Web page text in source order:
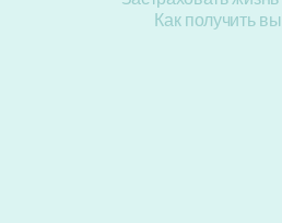
Как получить